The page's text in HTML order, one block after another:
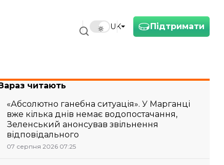
Підтримати
UK
читають
«Абсолютно ганебна ситуація». У Марганці
вже кілька днів немає водопостачання,
Зеленський анонсував звільнення
відповідального
07 серпня 2026 07:25